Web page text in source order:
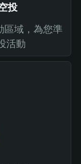
投
域，為您準
活動